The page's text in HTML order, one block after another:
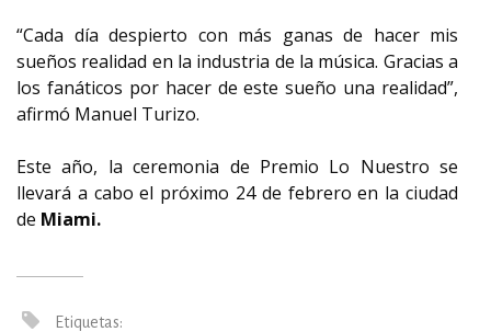
“Cada día despierto con más ganas de hacer mis
sueños realidad en la industria de la música. Gracias a
los fanáticos por hacer de este sueño una realidad”,
afirmó Manuel Turizo.
Este año, la ceremonia de Premio Lo Nuestro se
llevará a cabo el próximo 24 de febrero en la ciudad
de Miami.
Etiquetas: